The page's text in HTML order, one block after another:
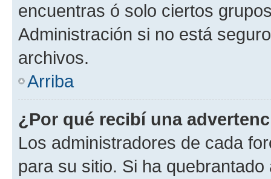
encuentras ó solo ciertos
Administración si no está
archivos.
Arriba
¿Por qué recibí una
Los administradores de cada
para su sitio. Si ha